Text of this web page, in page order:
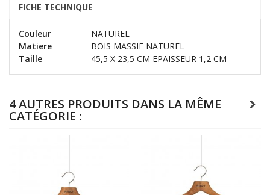
FICHE TECHNIQUE
Couleur
NATUREL
Matiere
BOIS MASSIF NATUREL
Taille
45,5 X 23,5 CM EPAISSEUR 1,2 CM
4 AUTRES PRODUITS DANS LA MÊME
CATÉGORIE :